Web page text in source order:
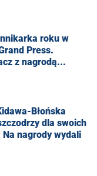
roku w
Press.
z nagrodą...
Błońska
dla swoich
nagrody wydali